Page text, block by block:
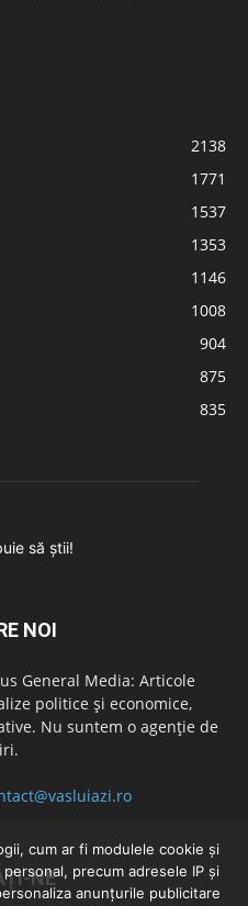
2138
1771
1537
1353
1146
1008
904
875
835
NOI
General Media: Articole
politice și economice,
Nu suntem o agenție de
NE
cum ar fi modulele cookie și
precum adresele IP și
anunțurile publicitare